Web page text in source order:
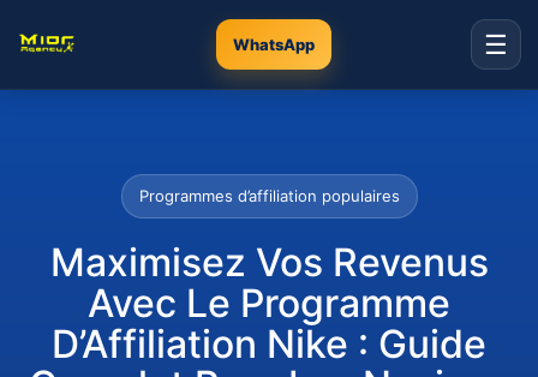
WhatsApp ☰
Programmes d’affiliation populaires
Maximisez Vos Revenus
Avec Le Programme
D’Affiliation Nike : Guide